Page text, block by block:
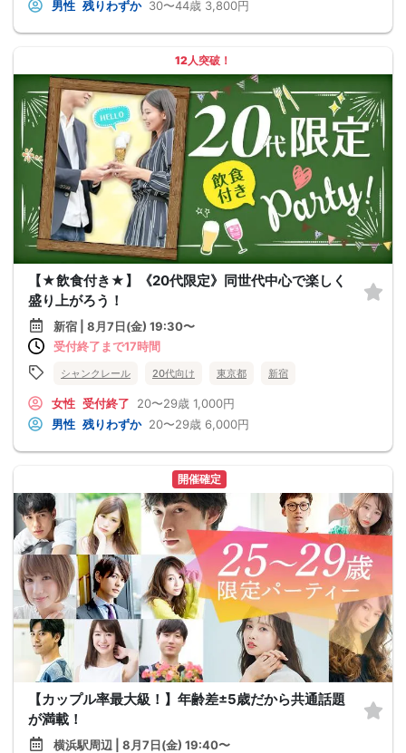
男性 残りわずか 30〜44歳 3,800円
12人突破！
【★飲食付き★】《20代限定》同世代中心で楽しく
盛り上がろう！
新宿 | 8月7日(金) 19:30〜
受付終了まで17時間
シャンクレール 20代向け 東京都 新宿
女性 受付終了 20〜29歳 1,000円
男性 残りわずか 20〜29歳 6,000円
開催確定
【カップル率最大級！】年齢差±5歳だから共通話題
が満載！
横浜駅周辺 | 8月7日(金) 19:40〜